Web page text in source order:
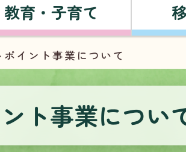
教育・子育て
イント事業について
ト事業につい